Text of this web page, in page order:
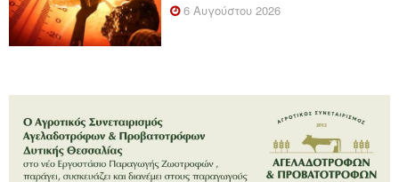
6 Αυγούστου 2026